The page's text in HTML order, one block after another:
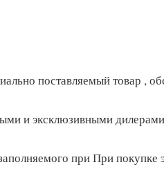
поставляемый товар ,
и эксклюзивными
при При покупке